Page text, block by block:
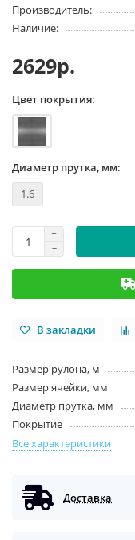
Производитель:
Наличие:
2629р.
Цвет покрытия:
Диаметр прутка, мм:
1.6
В закладки
Размер рулона, м
Размер ячейки, мм
Диаметр прутка, мм
Покрытие
Все характеристики
Доставка